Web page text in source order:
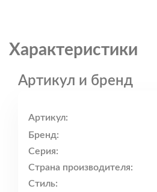
Характеристики
Артикул и бренд
Артикул:
Бренд:
Серия:
Страна производителя:
Стиль: